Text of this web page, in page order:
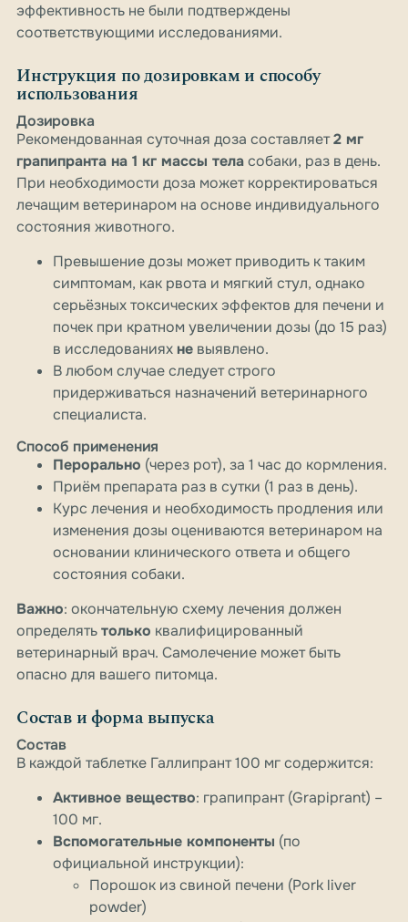
эффективность не были подтверждены
соответствующими исследованиями.
Инструкция по дозировкам и способу
использования
Дозировка
Рекомендованная суточная доза составляет2 мг
грапипранта на 1 кг массы теласобаки, раз в день.
При необходимости доза может корректироваться
лечащим ветеринаром на основе индивидуального
состояния животного.
Превышение дозы может приводить к таким
симптомам, как рвота и мягкий стул, однако
серьёзных токсических эффектов для печени и
почек при кратном увеличении дозы (до 15 раз)
в исследованиях не выявлено.
В любом случае следует строго
придерживаться назначений ветеринарного
специалиста.
Способ применения
Перорально (через рот), за 1 час до кормления.
Приём препарата раз в сутки (1 раз в день).
Курс лечения и необходимость продления или
изменения дозы оцениваются ветеринаром на
основании клинического ответа и общего
состояния собаки.
Важно: окончательную схему лечения должен
определятьтолько квалифицированный
ветеринарный врач. Самолечение может быть
опасно для вашего питомца.
Состав и форма выпуска
Состав
В каждой таблетке Галлипрант 100 мг содержится:
Активное вещество: грапипрант (Grapiprant) –
100 мг.
Вспомогательные компоненты (по
официальной инструкции):
Порошок из свиной печени (Pork liver
powder)